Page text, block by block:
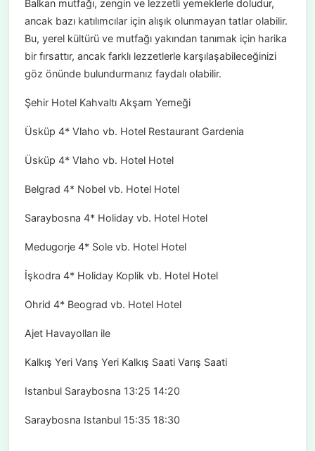
Balkan mutfağı, zengin ve lezzetli yemeklerle doludur,
ancak bazı katılımcılar için alışık olunmayan tatlar olabilir.
Bu, yerel kültürü ve mutfağı yakından tanımak için harika
bir fırsattır, ancak farklı lezzetlerle karşılaşabileceğinizi
göz önünde bulundurmanız faydalı olabilir.
Şehir Hotel Kahvaltı Akşam Yemeği
Üsküp 4* Vlaho vb. Hotel Restaurant Gardenia
Üsküp 4* Vlaho vb. Hotel Hotel
Belgrad 4* Nobel vb. Hotel Hotel
Saraybosna 4* Holiday vb. Hotel Hotel
Medugorje 4* Sole vb. Hotel Hotel
İşkodra 4* Holiday Koplik vb. Hotel Hotel
Ohrid 4* Beograd vb. Hotel Hotel
Ajet Havayolları ile
Kalkış Yeri Varış Yeri Kalkış Saati Varış Saati
Istanbul Saraybosna 13:25 14:20
Saraybosna Istanbul 15:35 18:30